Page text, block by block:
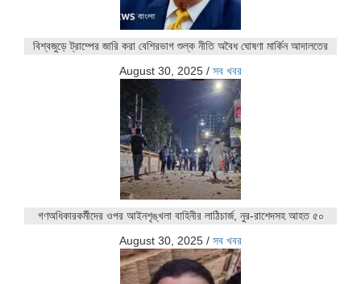
বিশ্বজুড়ে ট্রাম্পের জারি করা বেশিরভাগ শুল্ক নীতি অবৈধ ঘোষণা মার্কিন আদালতের
August 30, 2025 / সব খবর
গণঅধিকারকর্মীদের ওপর আইনশৃঙ্খলা বাহিনীর লাঠিচার্জ, নুর-রাশেদসহ আহত ৫০
August 30, 2025 / সব খবর